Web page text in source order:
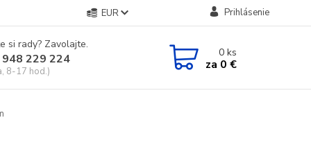
EUR Prihlásenie
si rady? Zavolajte.
229 224
8-17 hod.)
0ks
za 0 €